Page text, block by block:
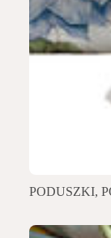
PODUSZKI,